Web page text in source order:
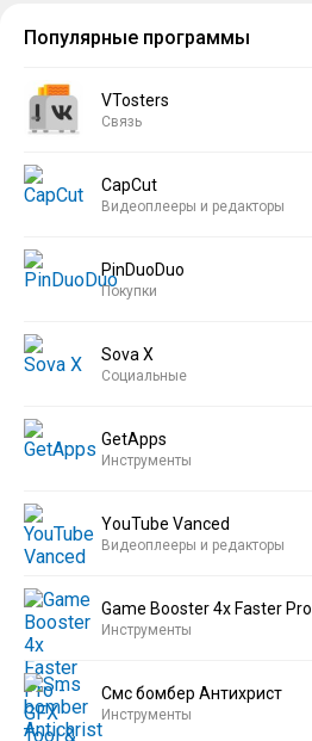
Популярные программы
VTosters
Связь
CapCut
Видеоплееры и редакторы
PinDuoDuo
Покупки
Sova X
Социальные
GetApps
Инструменты
YouTube Vanced
Видеоплееры и редакторы
Game Booster 4x Faster Pro
Инструменты
Смс бомбер Антихрист
Инструменты